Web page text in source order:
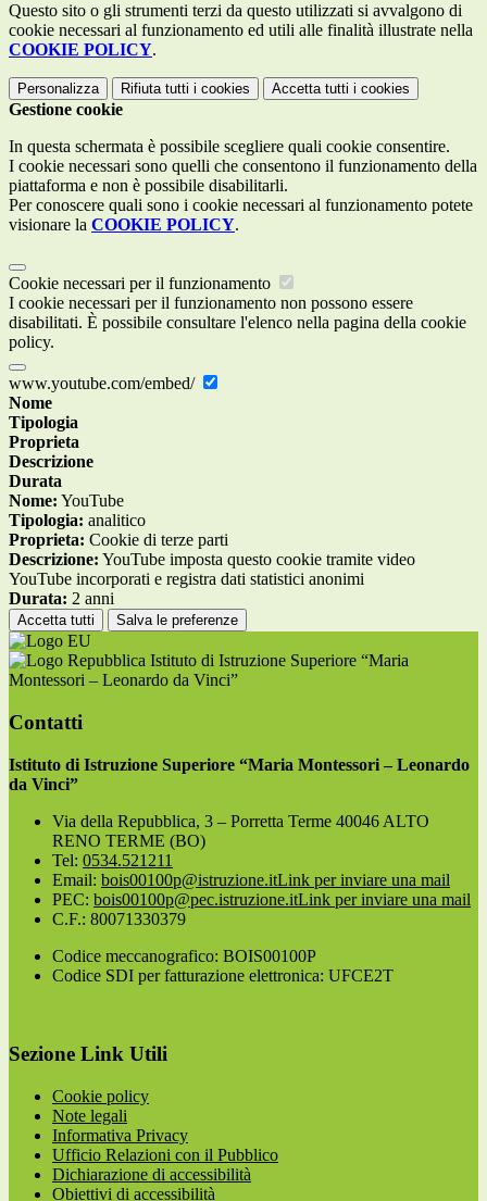
Questo sito o gli strumenti terzi da questo utilizzati si avvalgono di
cookie necessari al funzionamento ed utili alle finalità illustrate nella
COOKIE POLICY.
Personalizza Rifiuta tutti i cookies Accetta tutti i cookies
Gestione cookie
In questa schermata è possibile scegliere quali cookie consentire.
I cookie necessari sono quelli che consentono il funzionamento della
piattaforma e non è possibile disabilitarli.
Per conoscere quali sono i cookie necessari al funzionamento potete
visionare la COOKIE POLICY.
Cookie necessari per il funzionamento
I cookie necessari per il funzionamento non possono essere
disabilitati. È possibile consultare l'elenco nella pagina della cookie
policy.
www.youtube.com/embed/
Nome
Tipologia
Proprieta
Descrizione
Durata
Nome: YouTube
Tipologia: analitico
Proprieta: Cookie di terze parti
Descrizione: YouTube imposta questo cookie tramite video
YouTube incorporati e registra dati statistici anonimi
Durata: 2 anni
Accetta tutti Salva le preferenze
Istituto di Istruzione Superiore “Maria
Montessori – Leonardo da Vinci”
Contatti
Istituto di Istruzione Superiore “Maria Montessori – Leonardo
da Vinci”
Via della Repubblica, 3 – Porretta Terme 40046 ALTO
RENO TERME (BO)
Tel: 0534.521211
Email: bois00100p@istruzione.itLink per inviare una mail
PEC: bois00100p@pec.istruzione.itLink per inviare una mail
C.F.: 80071330379
Codice meccanografico: BOIS00100P
Codice SDI per fatturazione elettronica: UFCE2T
Sezione Link Utili
Cookie policy
Note legali
Informativa Privacy
Ufficio Relazioni con il Pubblico
Dichiarazione di accessibilità
Obiettivi di accessibilità